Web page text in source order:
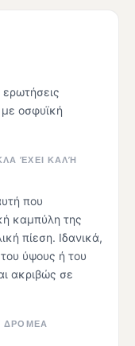
ερωτήσεις
οσφυϊκή
ΈΧΕΙ ΚΑΛΉ
που
καμπύλη της
πίεση. Ιδανικά,
ύψους ή του
ακριβώς σε
ΔΡΟΜΕΑ